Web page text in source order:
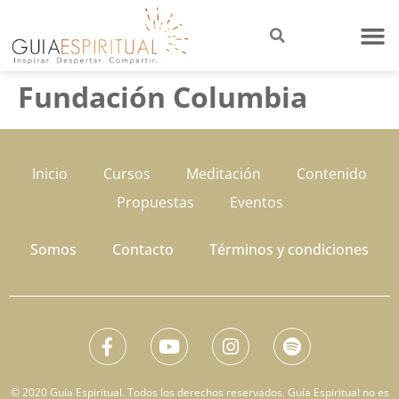
Fundación Columbia
Inicio Cursos Meditación
Contenido
Propuestas
Eventos
Somos Contacto Términos y condiciones
© 2020 Guía Espiritual. Todos los derechos reservados. Guía Espiritual no es